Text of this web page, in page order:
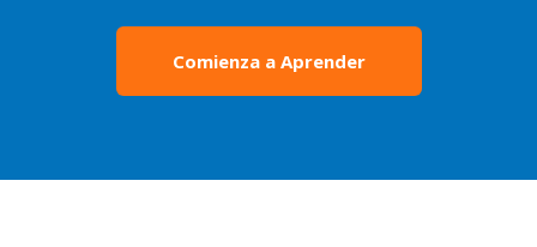
Comienza a Aprender